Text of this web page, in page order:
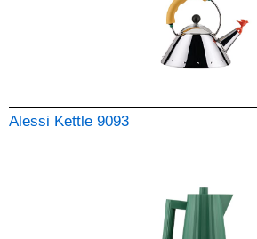
Alessi Kettle 9093